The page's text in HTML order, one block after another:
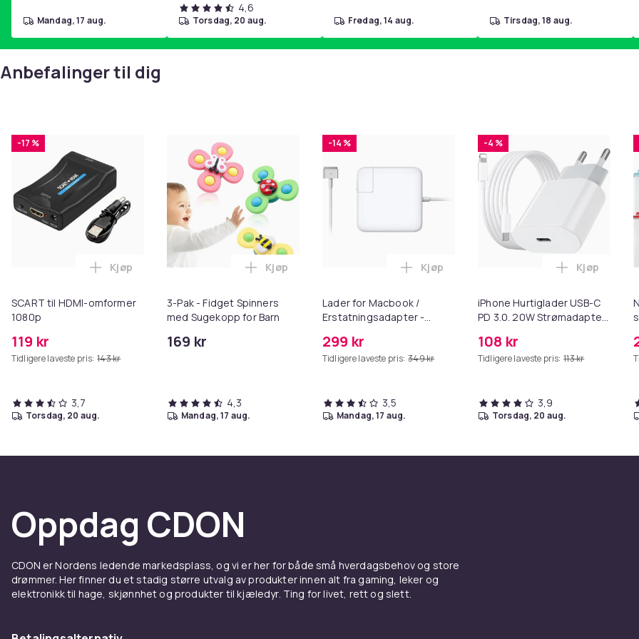
mandag, 17 aug.
4,6
torsdag, 20 aug. fredag, 14 aug. tirsdag, 18 aug.
Anbefalinger til dig
-17 %
SCART til HDMI-omformer
1080p
119 kr
Tidligere laveste pris: 143 kr
Legg SCART til HDMI-omformer 1080p i handlekurven
Kjøp
3,7
torsdag, 20 aug.
3-Pak - Fidget Spinners
med Sugekopp for Barn
169 kr
Legg 3-Pak - Fidget Spinners med Sugekopp for Barn i handlekurven
Kjøp
4,3
mandag, 17 aug.
-14 %
Lader for Macbook /
Erstatningsadapter -
299 kr
Tidligere laveste pris: 349 kr
Legg Lader for Macbook /
Kjøp
3,5
mandag, 17 aug.
-4 %
iPhone Hurtiglader USB-C
PD 3.0. 20W Strømadapter
108 kr
Tidligere laveste pris: 113 kr
Legg
Kjøp
3,9
torsdag, 20 aug.
Oppdag CDON
CDON er Nordens ledende markedsplass, og vi er her for både små hverdagsbehov og store
drømmer. Her finner du et stadig større utvalg av produkter innen alt fra gaming, leker og
elektronikk til hage, skjønnhet og produkter til kjæledyr. Ting for livet, rett og slett.